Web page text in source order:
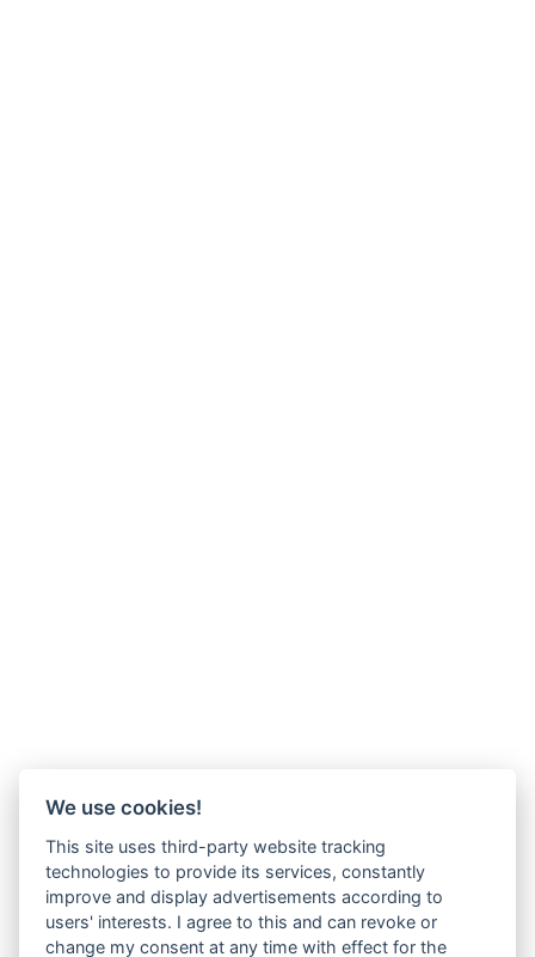
We use cookies!
This site uses third-party website tracking
technologies to provide its services, constantly
improve and display advertisements according to
users' interests. I agree to this and can revoke or
change my consent at any time with effect for the